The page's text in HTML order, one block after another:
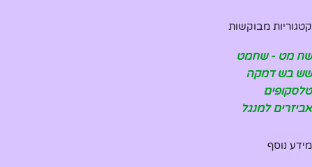
קטגוריות מבוקשות
שח מט - שחמט
שש בש דמקה
טלסקופים
אביזרים למנגל
מידע נוסף